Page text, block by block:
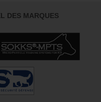
DES MARQUES